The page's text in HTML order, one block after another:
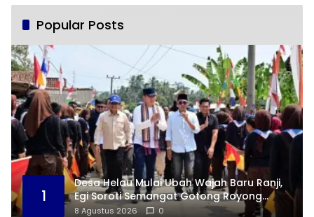
Popular Posts
1
Desa Helau Mulai Ubah Wajah Baru Ranji,
Egi Soroti Semangat Gotong Royong
Warga
8 Agustus 2026 0